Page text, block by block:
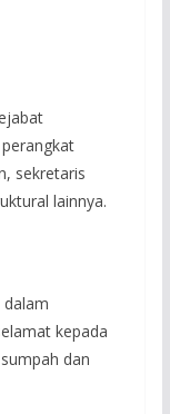
sekretaris
lainnya.
dalam
kepada
dan